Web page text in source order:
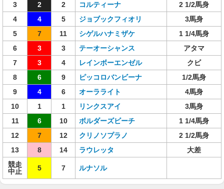
3
2 2 コルティーナ
2 1/2馬身
4
4 5 ジョブックフィオリ
3馬身
5
7 11 シゲルハナミザケ
1 1/4馬身
6
3 3 テーオーシャンス
アタマ
7
3 4 レインボーエンゼル
クビ
8
6 9 ピッコロバンビーナ
1/2馬身
9
4 6 オーラライト
4馬身
10
1 1 リンクスアイ
3馬身
11
6 10 ボルダーズビーチ
1 1/4馬身
12
7 12 クリノソプラノ
2 1/2馬身
13
8 14 ラウレッタ
大差
競走
中止
5 7 ルナソル